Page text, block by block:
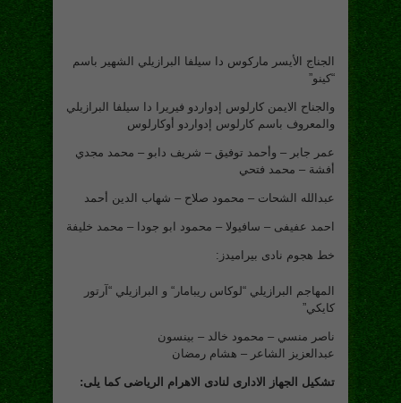
الجناج الأيسر ماركوس دا سيلفا البرازيلي الشهير باسم
“كينو”
والجناح الايمن كارلوس إدواردو فيريرا دا سيلفا البرازيلي
والمعروف باسم كارلوس إدواردو أوكارلوس
عمر جابر – وأحمد توفيق – شريف دابو – محمد مجدي
أفشة – محمد فتحي
عبدالله الشحات – محمود صلاح – شهاب الدين أحمد
احمد عفيفى – سافيولا – محمود ابو جودا – محمد خليفة
خط هجوم نادى بيراميدز:
المهاجم البرازيلي “لوكاس ريبامار“ و البرازيلي “آرتور
كايكي”
ناصر منسي – محمود خالد – بينسون
عبدالعزيز الشاعر – هشام رمضان
تشكيل الجهاز الادارى لنادى الاهرام الرياضى كما يلى: